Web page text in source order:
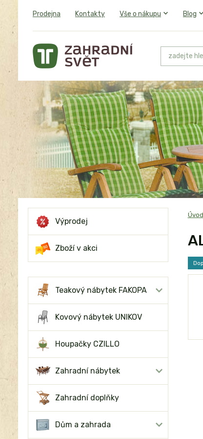
Prodejna Kontakty Vše o nákupu Blog
Výprodej
Zboží v akci
Teakový nábytek FAKOPA
Kovový nábytek UNIKOV
Houpačky CZILLO
Zahradní nábytek
Zahradní doplňky
Dům a zahrada
Úvod